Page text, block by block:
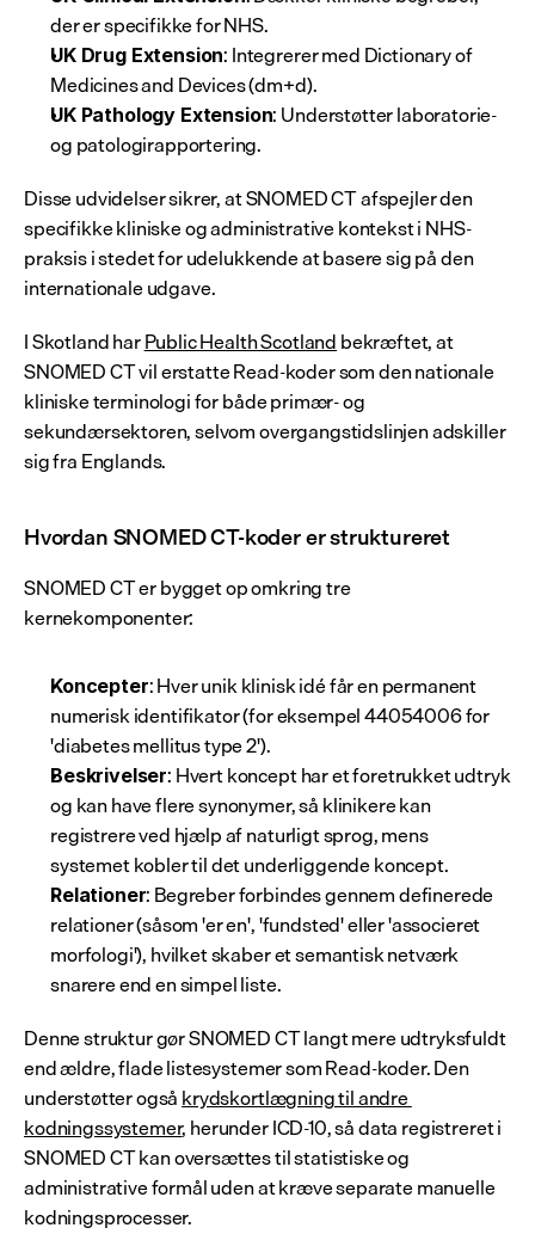
der er specifikke for NHS.
UK Drug Extension: Integrerer med Dictionary of
Medicines and Devices (dm+d).
UK Pathology Extension: Understøtter laboratorie-
og patologirapportering.
Disse udvidelser sikrer, at SNOMED CT afspejler den
specifikke kliniske og administrative kontekst i NHS-
praksis i stedet for udelukkende at basere sig på den
internationale udgave.
I Skotland har Public Health Scotland bekræftet, at
SNOMED CT vil erstatte Read-koder som den nationale
kliniske terminologi for både primær- og
sekundærsektoren, selvom overgangstidslinjen adskiller
sig fra Englands.
Hvordan SNOMED CT-koder er struktureret
SNOMED CT er bygget op omkring tre
kernekomponenter:
Koncepter: Hver unik klinisk idé får en permanent
numerisk identifikator (for eksempel 44054006 for
'diabetes mellitus type 2').
Beskrivelser: Hvert koncept har et foretrukket udtryk
og kan have flere synonymer, så klinikere kan
registrere ved hjælp af naturligt sprog, mens
systemet kobler til det underliggende koncept.
Relationer: Begreber forbindes gennem definerede
relationer (såsom 'er en', 'fundsted' eller 'associeret
morfologi'), hvilket skaber et semantisk netværk
snarere end en simpel liste.
Denne struktur gør SNOMED CT langt mere udtryksfuldt
end ældre, flade listesystemer som Read-koder. Den
understøtter også krydskortlægning til andre
kodningssystemer, herunder ICD-10, så data registreret i
SNOMED CT kan oversættes til statistiske og
administrative formål uden at kræve separate manuelle
kodningsprocesser.